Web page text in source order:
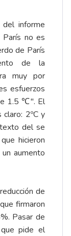
informe
no es
de París
de la
muy por
esfuerzos
1.5 ℃". El
2ºC y
del se
hicieron
aumento
de
firmaron
Pasar de
pide el